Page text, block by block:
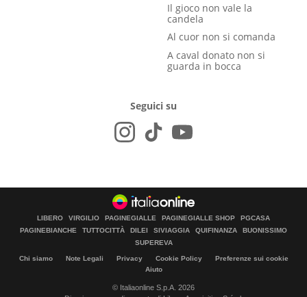
Il gioco non vale la
candela
Al cuor non si comanda
A caval donato non si
guarda in bocca
Seguici su
LIBERO VIRGILIO PAGINEGIALLE PAGINEGIALLE SHOP
PGCASA
PAGINEBIANCHE
TUTTOCITTÀ DILEI SIVIAGGIA QUIFINANZA
BUONISSIMO
SUPEREVA
Chi siamo Note Legali Privacy Cookie Policy
Preferenze sui cookie
Aiuto
© Italiaonline S.p.A. 2026